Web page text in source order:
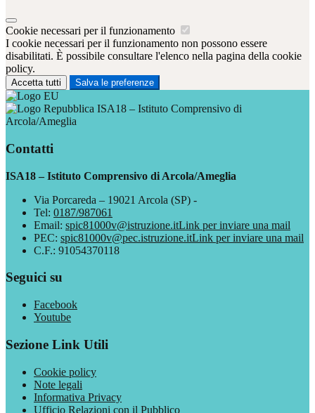
Cookie necessari per il funzionamento
I cookie necessari per il funzionamento non possono essere
disabilitati. È possibile consultare l'elenco nella pagina della cookie
policy.
Accetta tutti Salva le preferenze
ISA18 – Istituto Comprensivo di
Arcola/Ameglia
Contatti
ISA18 – Istituto Comprensivo di Arcola/Ameglia
Via Porcareda – 19021 Arcola (SP) -
Tel: 0187/987061
Email: spic81000v@istruzione.itLink per inviare una mail
PEC: spic81000v@pec.istruzione.itLink per inviare una mail
C.F.: 91054370118
Seguici su
Facebook
Youtube
Sezione Link Utili
Cookie policy
Note legali
Informativa Privacy
Ufficio Relazioni con il Pubblico